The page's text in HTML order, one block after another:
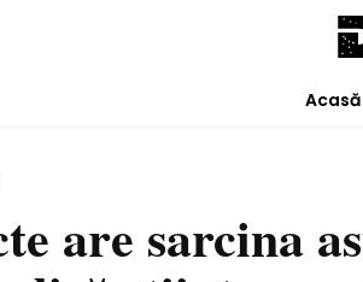
Acasă
are sarcina